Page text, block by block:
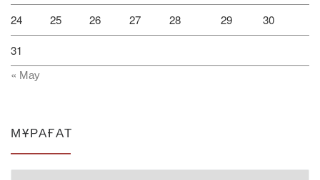
24 25 26 27 28 29 30
31
« Мау
МҰРАҒАТ